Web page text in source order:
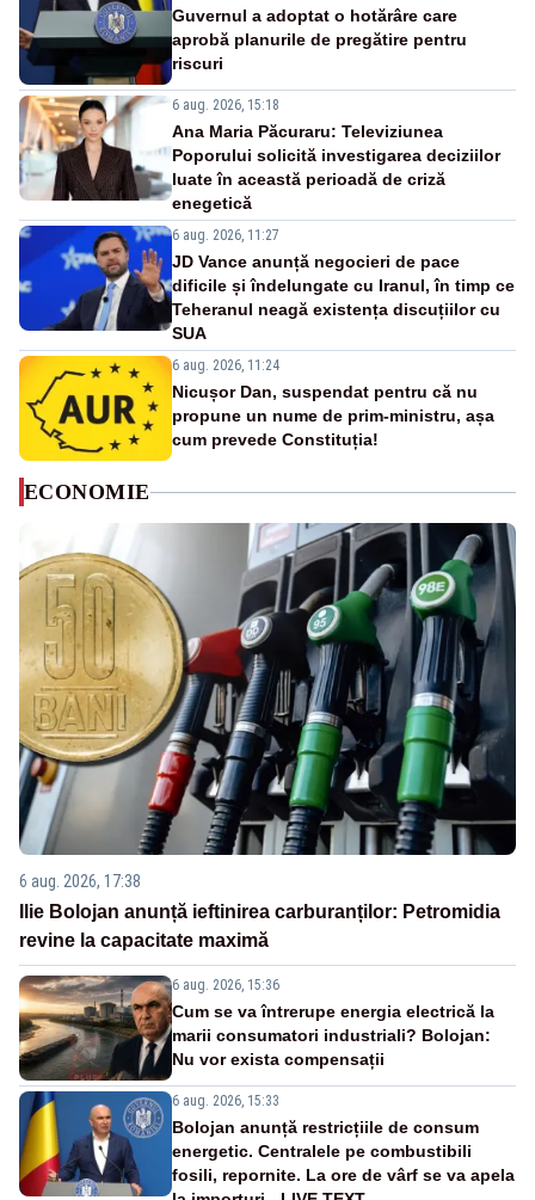
Guvernul a adoptat o hotărâre care
aprobă planurile de pregătire pentru
riscuri
6 aug. 2026, 15:18
Ana Maria Păcuraru: Televiziunea
Poporului solicită investigarea deciziilor
luate în această perioadă de criză
enegetică
6 aug. 2026, 11:27
JD Vance anunță negocieri de pace
dificile și îndelungate cu Iranul, în timp ce
Teheranul neagă existența discuțiilor cu
SUA
6 aug. 2026, 11:24
Nicușor Dan, suspendat pentru că nu
propune un nume de prim-ministru, așa
cum prevede Constituția!
ECONOMIE
6 aug. 2026, 17:38
Ilie Bolojan anunță ieftinirea carburanților: Petromidia
revine la capacitate maximă
6 aug. 2026, 15:36
Cum se va întrerupe energia electrică la
marii consumatori industriali? Bolojan:
Nu vor exista compensații
6 aug. 2026, 15:33
Bolojan anunță restricțiile de consum
energetic. Centralele pe combustibili
fosili, repornite. La ore de vârf se va apela